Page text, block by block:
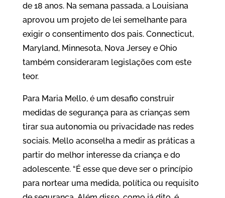
de 18 anos. Na semana passada, a Louisiana
aprovou um projeto de lei semelhante para
exigir o consentimento dos pais. Connecticut,
Maryland, Minnesota, Nova Jersey e Ohio
também consideraram legislações com este
teor.
Para Maria Mello, é um desafio construir
medidas de segurança para as crianças sem
tirar sua autonomia ou privacidade nas redes
sociais. Mello aconselha a medir as práticas a
partir do melhor interesse da criança e do
adolescente. “É esse que deve ser o princípio
para nortear uma medida, política ou requisito